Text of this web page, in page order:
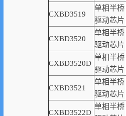
CXBD3519
单相半桥
驱动芯片
CXBD3520
单相半桥
驱动芯片
CXBD3520D
单相半桥
驱动芯片
CXBD3521
单相半桥
驱动芯片
CXBD3522D
单相半桥